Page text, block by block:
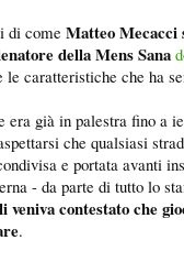
di come Matteo Mecacci
della Mens Sana
caratteristiche che ha
era già in palestra fino a
che qualsiasi
e portata avanti
- da parte di tutto lo
contestato che
.